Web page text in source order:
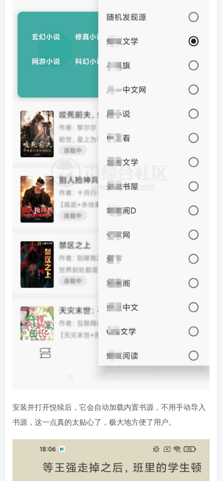
安装并打开悦犊后，它会自动加载内置书源，不用手动导入
书源，这一点真的太贴心了，极大地方便了用户。